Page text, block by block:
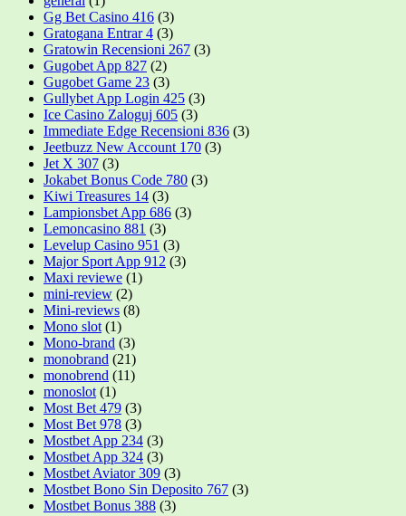
Gg Bet Casino 416 (3)
Gratogana Entrar 4 (3)
Gratowin Recensioni 267 (3)
Gugobet App 827 (2)
Gugobet Game 23 (3)
Gullybet App Login 425 (3)
Ice Casino Zaloguj 605 (3)
Immediate Edge Recensioni 836 (3)
Jeetbuzz New Account 170 (3)
Jet X 307 (3)
Jokabet Bonus Code 780 (3)
Kiwi Treasures 14 (3)
Lampionsbet App 686 (3)
Lemoncasino 881 (3)
Levelup Casino 951 (3)
Major Sport App 912 (3)
Maxi reviewe (1)
mini-review (2)
Mini-reviews (8)
Mono slot (1)
Mono-brand (3)
monobrand (21)
monobrend (11)
monoslot (1)
Most Bet 479 (3)
Most Bet 978 (3)
Mostbet App 234 (3)
Mostbet App 324 (3)
Mostbet Aviator 309 (3)
Mostbet Bono Sin Deposito 767 (3)
Mostbet Bonus 388 (3)